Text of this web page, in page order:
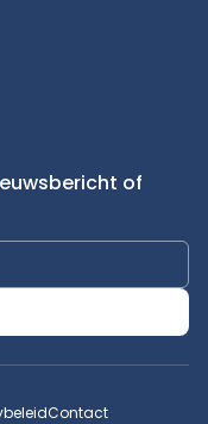
of
Contact